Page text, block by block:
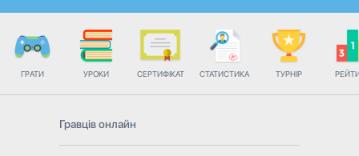
ГРАТИ УРОКИ СЕРТИФІКАТ СТАТИСТИКА ТУРНІР
Гравців онлайн